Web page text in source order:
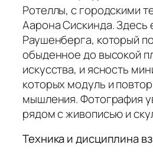
Ротеллы, с городскими
Аарона Сискинда. Здесь
Раушенберга, который
обыденное до высокой
искусства, и ясность
которых модуль и
мышления. Фотография
рядом с живописью и
Техника и дисциплина